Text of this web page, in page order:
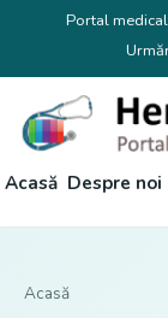
Portal
Acasă Despre noi
Acasă